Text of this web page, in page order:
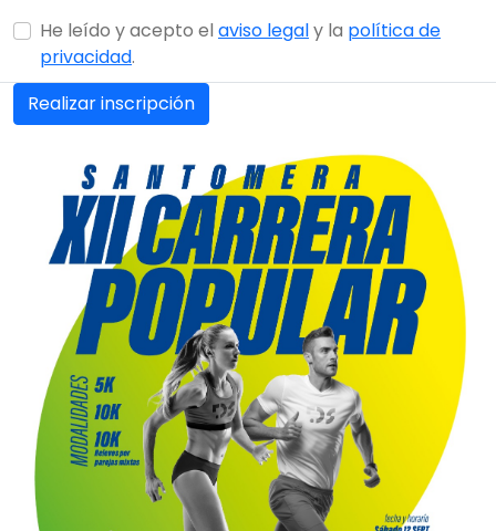
He leído y acepto el aviso legaly la política de
privacidad.
Realizar inscripción